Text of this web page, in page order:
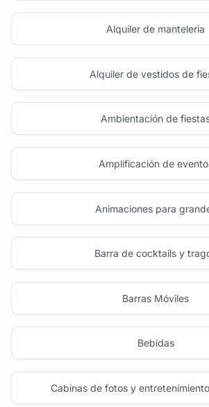
Alquiler de manteleria
Alquiler de vestidos de
Ambientación de
Amplificación de
Animaciones para
Barra de cocktails y
Barras Móviles
Bebidas
Cabinas de fotos y